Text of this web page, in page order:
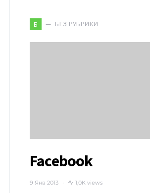
Б БЕЗ РУБРИКИ
Facebook
9 Янв 2013 1,0K views